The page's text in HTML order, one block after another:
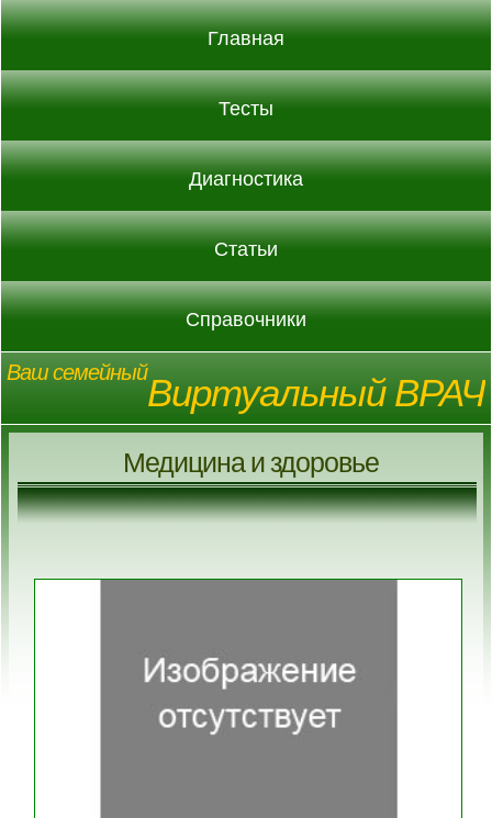
Главная
Тесты
Диагностика
Статьи
Справочники
Ваш семейныйВиртуальный ВРАЧ
Медицина и здоровье